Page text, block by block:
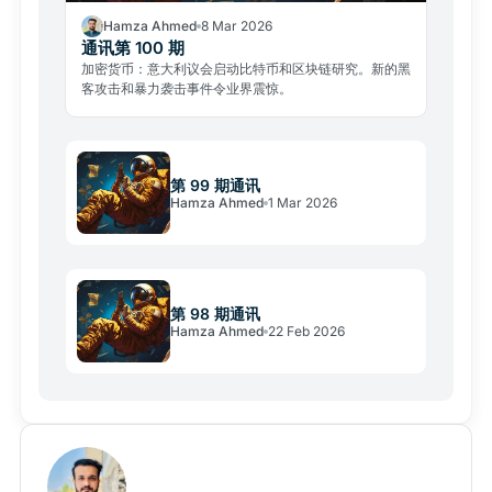
Hamza Ahmed 8 Mar 2026
通讯第 100 期
加密货币：意大利议会启动比特币和区块链研究。新的黑
客攻击和暴力袭击事件令业界震惊。
第 99 期通讯
Hamza Ahmed 1 Mar 2026
第 98 期通讯
Hamza Ahmed 22 Feb 2026